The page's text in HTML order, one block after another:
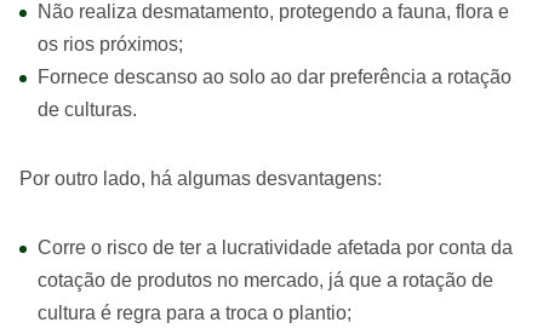
Não realiza desmatamento, protegendo a fauna, flora e
os rios próximos;
Fornece descanso ao solo ao dar preferência a rotação
de culturas.
Por outro lado, há algumas desvantagens:
Corre o risco de ter a lucratividade afetada por conta da
cotação de produtos no mercado, já que a rotação de
cultura é regra para a troca o plantio;